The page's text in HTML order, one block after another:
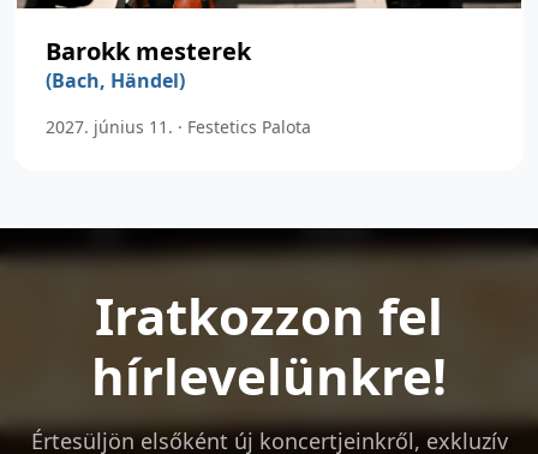
Barokk mesterek
(Bach, Händel)
2027. június 11. · Festetics Palota
Iratkozzon fel
hírlevelünkre!
Értesüljön elsőként új koncertjeinkről, exkluzív